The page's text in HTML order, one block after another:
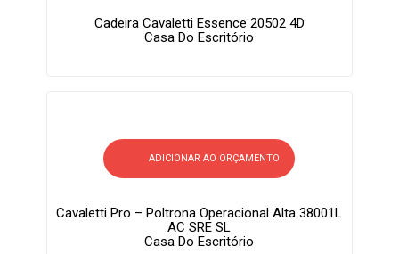
Cadeira Cavaletti Essence 20502 4D
Casa Do Escritório
ADICIONAR AO ORÇAMENTO
Cavaletti Pro – Poltrona Operacional Alta 38001L
AC SRE SL
Casa Do Escritório